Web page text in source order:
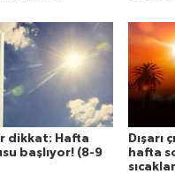
dikkat: Hafta
başlıyor! (8-9
Dışarı
hafta